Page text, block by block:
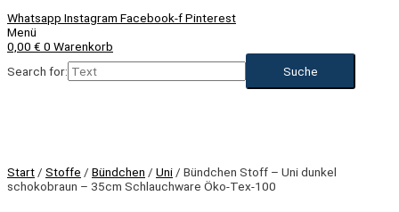
Whatsapp Instagram Facebook-fPinterest
Menü
0,00 € 0 Warenkorb
Search for:
Start / Stoffe / Bündchen / Uni / Bündchen Stoff – Uni dunkel
schokobraun – 35cm Schlauchware Öko-Tex-100